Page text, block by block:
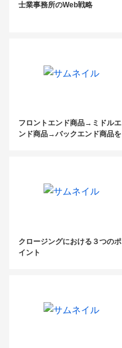
士業事務所のWeb戦略
フロントエンド商品→ミドルエ
ンド商品→バックエンド商品を
クロージングにおける３つのポ
イント